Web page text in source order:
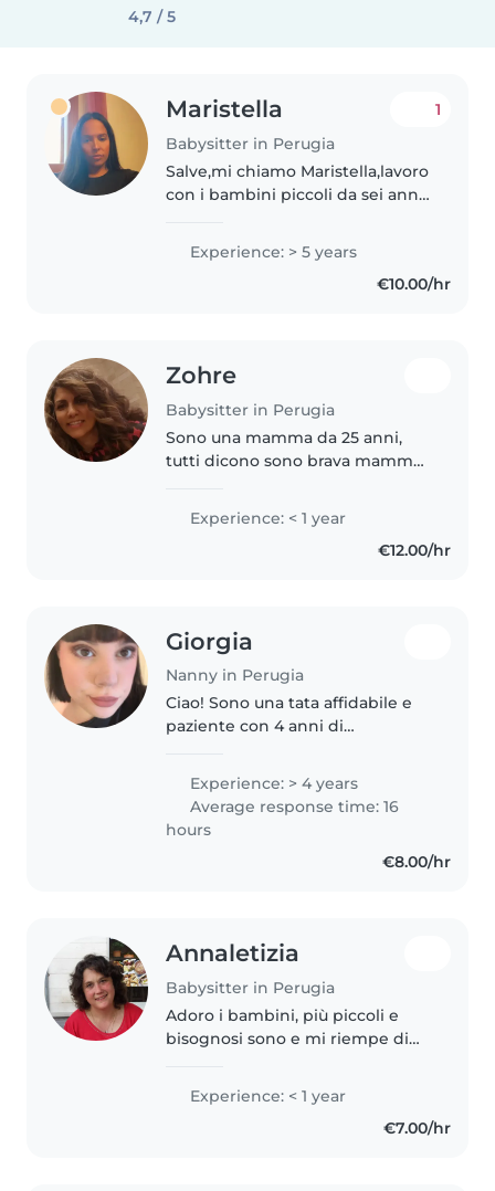
4,7 / 5
Maristella
Babysitter in Perugia
1
Salve,mi chiamo Maristella,lavoro
con i bambini piccoli da sei anni
grande di 4 anni la piccola di 4
mesi,principalmente mi
prendevo cura della piccola..
Experience: > 5 years
€10.00/hr
Zohre
Babysitter in Perugia
Sono una mamma da 25 anni,
tutti dicono sono brava mamma
Experience: < 1 year
€12.00/hr
Giorgia
Nanny in Perugia
Ciao! Sono una tata affidabile e
paziente con 4 anni di
prescolare, scolari e bambini
piccoli. Adoro disegnare, leggere
e giocare con i bambini. Sono..
Experience: > 4 years
Average response time: 16
hours
€8.00/hr
Annaletizia
Babysitter in Perugia
Adoro i bambini, più piccoli e
bisognosi sono e mi riempe di
del tempo con loro e dargli tutto
ciò che mi è possibile (assistenza
Experience: < 1 year
€7.00/hr